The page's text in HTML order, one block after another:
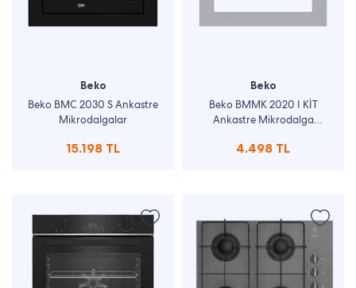
Beko
Beko BMC 2030 S Ankastre
Mikrodalgalar
15.198 TL
Beko
Beko BMMK 2020 I KİT
Ankastre Mikrodalga
4.498 TL